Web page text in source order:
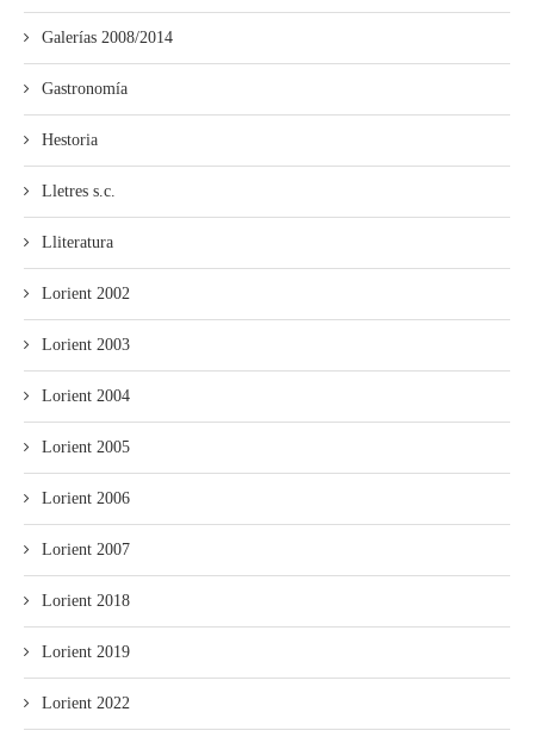
Galerías 2008/2014
Gastronomía
Hestoria
Lletres s.c.
Lliteratura
Lorient 2002
Lorient 2003
Lorient 2004
Lorient 2005
Lorient 2006
Lorient 2007
Lorient 2018
Lorient 2019
Lorient 2022